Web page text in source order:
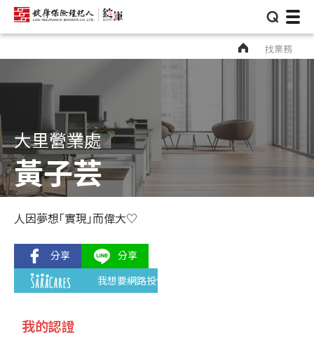
⌕
找業務
大里營業處
黃子芸
人因夢想｢實現｣而偉大♡
我想要網路投保
我的認證